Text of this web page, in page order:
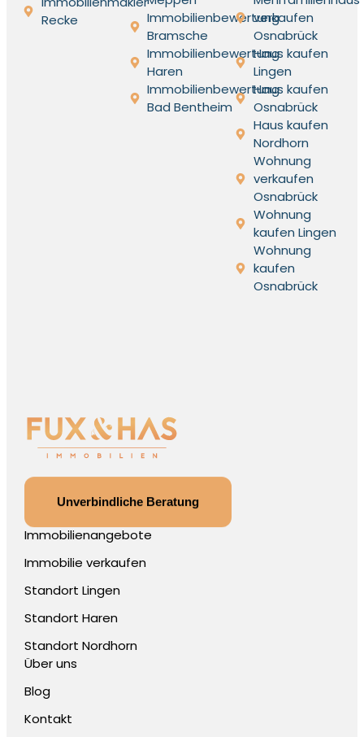
Recke
Immobilienbewertung
Bramsche
Immobilienbewertung
Haren
Immobilienbewertung
Bad Bentheim
verkaufen
Osnabrück
Haus kaufen
Lingen
Haus kaufen
Osnabrück
Haus kaufen
Nordhorn
Wohnung
verkaufen
Osnabrück
Wohnung
kaufen Lingen
Wohnung
kaufen
Osnabrück
Unverbindliche Beratung
Immobilienangebote
Immobilie verkaufen
Standort Lingen
Standort Haren
Standort Nordhorn
Über uns
Blog
Kontakt